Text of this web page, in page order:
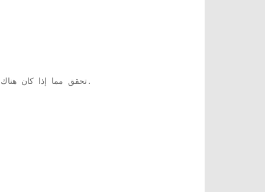
3. تحقق مما إذا كانأم لا. إذا كان الأمر كذلك ، فقم بتثبيت التحديث على جهاز الكمبيوتر الخاص بك.